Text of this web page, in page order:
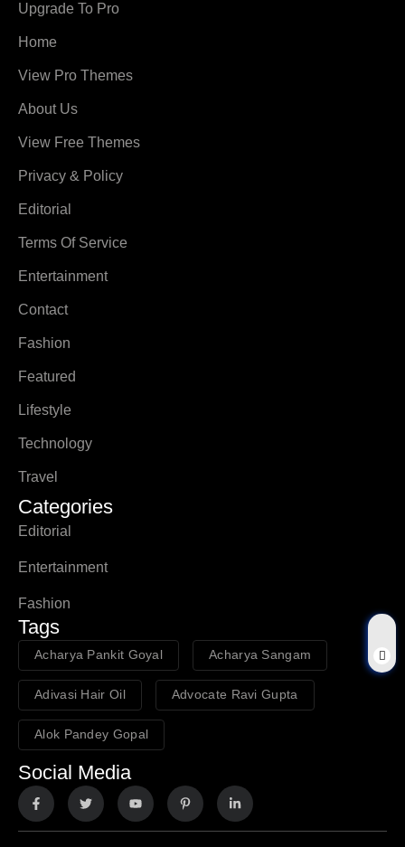
Upgrade To Pro
Home
View Pro Themes
About Us
View Free Themes
Privacy & Policy
Editorial
Terms Of Service
Entertainment
Contact
Fashion
Featured
Lifestyle
Technology
Travel
Categories
Editorial
Entertainment
Fashion
Tags
Acharya Pankit Goyal Acharya Sangam
Adivasi Hair Oil Advocate Ravi Gupta
Alok Pandey Gopal
Social Media